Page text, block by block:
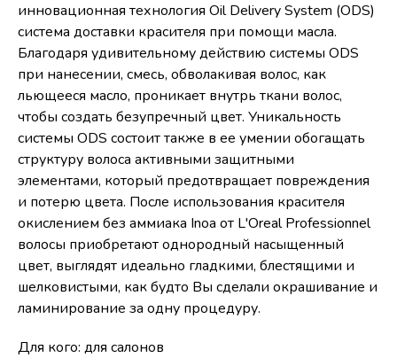
инновационная технология Oil Delivery System (ODS)
система доставки красителя при помощи масла.
Благодаря удивительному действию системы ODS
при нанесении, смесь, обволакивая волос, как
льющееся масло, проникает внутрь ткани волос,
чтобы создать безупречный цвет. Уникальность
системы ODS состоит также в ее умении обогащать
структуру волоса активными защитными
элементами, который предотвращает повреждения
и потерю цвета. После использования красителя
окислением без аммиака Inoa от L'Oreal Professionnel
волосы приобретают однородный насыщенный
цвет, выглядят идеально гладкими, блестящими и
шелковистыми, как будто Вы сделали окрашивание и
ламинирование за одну процедуру.
Для кого: для салонов